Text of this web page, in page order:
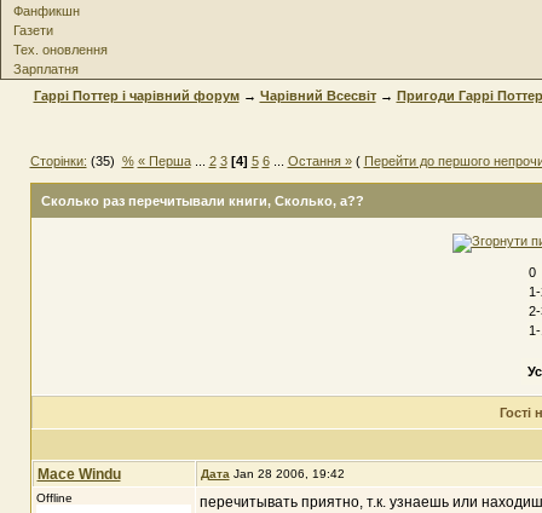
Фанфикшн
Газети
Тех. оновлення
Зарплатня
Гаррі Поттер і чарівний форум→ Чарівний Всесвіт→ Пригоди Гаррі
Сторінки: (35) % « Перша... 2 3 [4] 5 6... Остання »( Перейти до першого
Сколько раз перечитывали книги, Сколько, а??
0
Гості
Mace Windu Дата Jan 28 2006, 19:42
Offline
перечитывать приятно, т.к. узнаешь или